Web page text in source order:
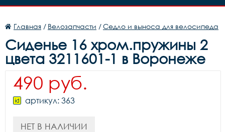
Главная / Велозапчасти /Седло и выноса для велосипеда
Сиденье 16 хром.пружины 2
цвета 3211601-1 в Воронеже
490 руб.
артикул: 363
НЕТ В НАЛИЧИИ